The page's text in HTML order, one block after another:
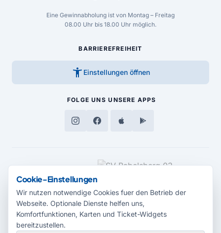
Eine Gewinnabholung ist von Montag – Freitag
08.00 Uhr bis 18.00 Uhr möglich.
BARRIEREFREIHEIT
accessibility_new Einstellungen öffnen
FOLGE UNS UNSERE APPS
MEDIENPARTNER
Cookie-Einstellungen
Wir nutzen notwendige Cookies fuer den Betrieb der
Webseite. Optionale Dienste helfen uns,
Komfortfunktionen, Karten und Ticket-Widgets
bereitzustellen.